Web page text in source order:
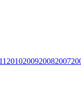
2010200920082007